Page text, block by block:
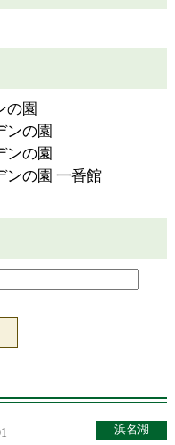
の園
ンの園
ンの園
ンの園 一番館
浜名湖